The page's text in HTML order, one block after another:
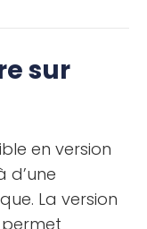
sur
en version
d’une
La version